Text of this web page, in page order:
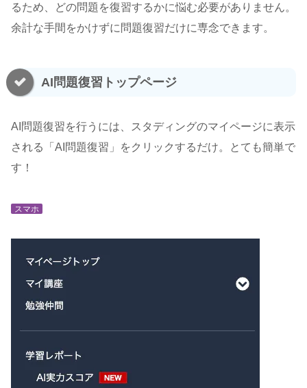
るため、どの問題を復習するかに悩む必要がありません。
余計な手間をかけずに問題復習だけに専念できます。
AI問題復習トップページ
AI問題復習を行うには、スタディングのマイページに表示
される「AI問題復習」をクリックするだけ。とても簡単で
す！
スマホ